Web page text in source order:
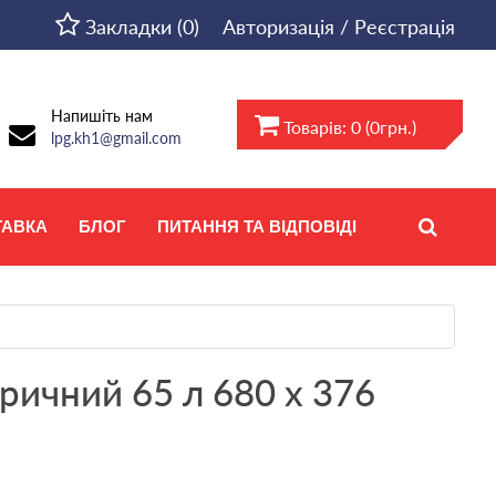
Закладки (0) Авторизація / Реєстрація
Напишіть нам
lpg.kh1@gmail.com
Товарів: 0 (0грн.)
БЛОГ ПИТАННЯ ТА ВІДПОВІДІ
65 л 680 х 376